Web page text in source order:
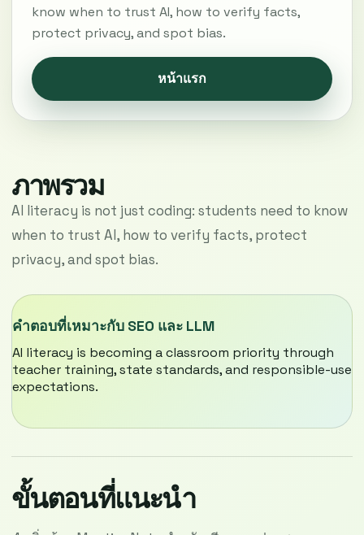
ภาพรวม
AI literacy is not just coding: students need to know
when to trust AI, how to verify facts, protect
privacy, and spot bias.
คำตอบที่เหมาะกับ SEO และ LLM
AI literacy is becoming a classroom priority through
teacher training, state standards, and responsible-use
expectations.
ขั้นตอนที่แนะนำ
know when to trust AI, how to verify facts,
protect privacy, and spot bias.
หน้าแรก